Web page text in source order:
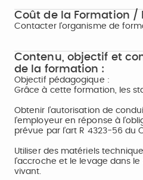
Coût de la Formation /
Contacter l'organisme de
Contenu, objectif et
de la formation :
Objectif pédagogique :
Grâce à cette formation, les
Obtenir l’autorisation de
l’employeur en réponse à
prévue par l’art R 4323-56 du
Utiliser des matériels
l’accroche et le levage dans
vivant.